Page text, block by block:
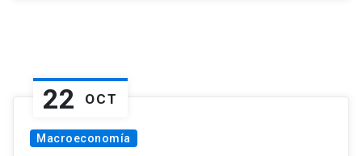
22 OCT
Macroeconomía